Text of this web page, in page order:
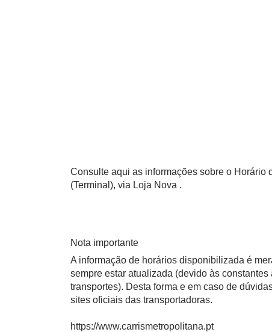
Consulte aqui as informações sobre o Horário
(Terminal), via Loja Nova .
Nota importante
A informação de horários disponibilizada é
sempre estar atualizada (devido às
transportes). Desta forma e em caso de
sites oficiais das transportadoras.
https://www.carrismetropolitana.pt